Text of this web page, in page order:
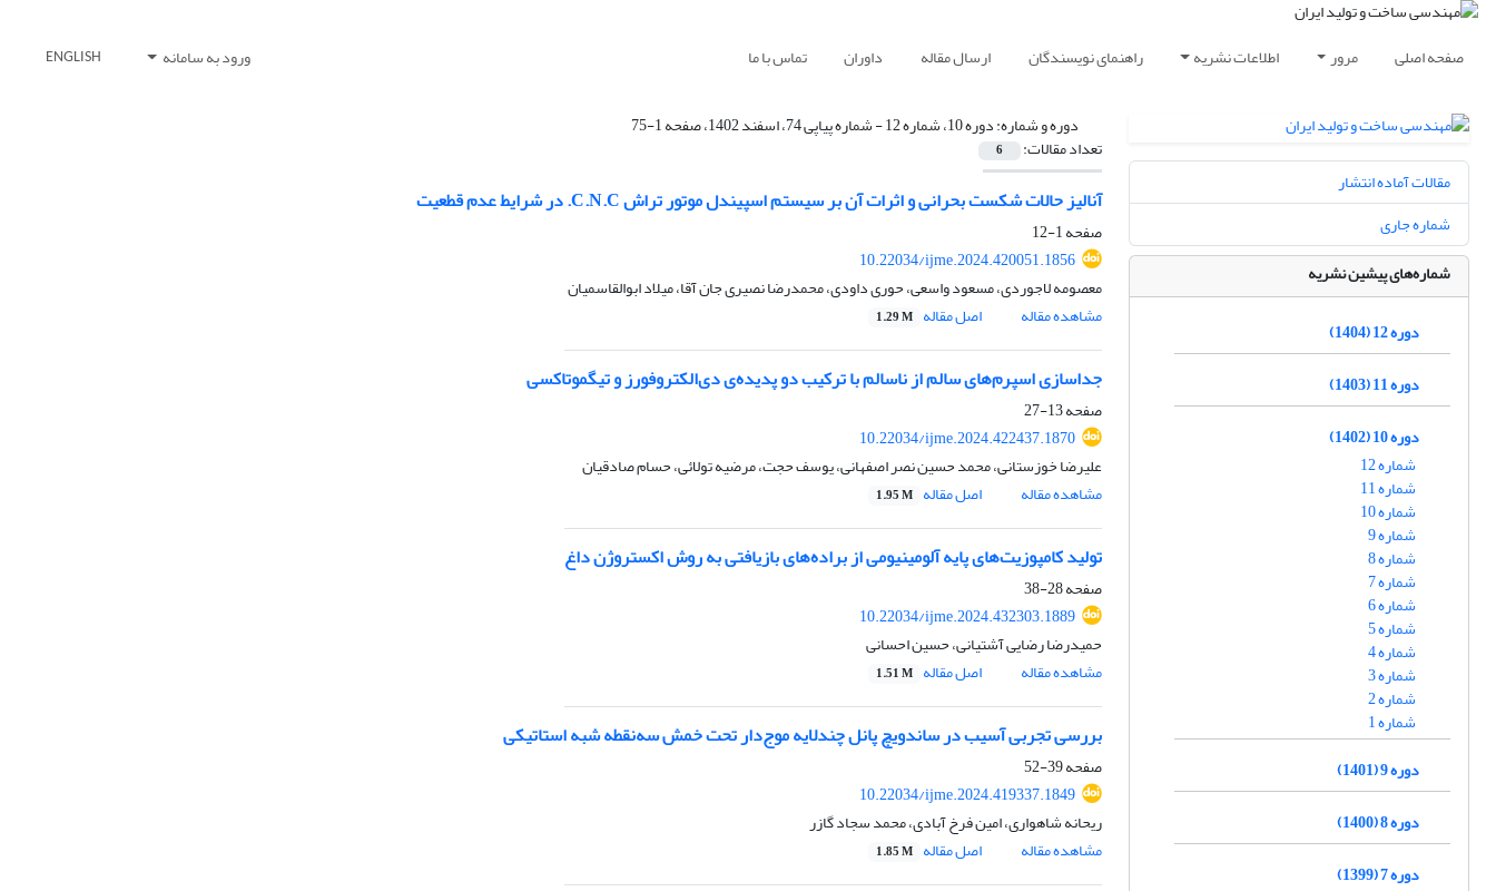
صفحه اصلی مرور اطلاعات نشریه راهنمای نویسندگان ارسال مقاله داوران تماس با ما ورود به سامانه ENGLISH
دوره و شماره:دوره 10، شماره 12 - شماره پیاپی 74، اسفند 1402، صفحه 1-75
تعداد مقالات: 6
آنالیز حالات شکست بحرانی و اثرات آن بر سیستم اسپیندل موتور تراش C.N.C. در شرایط عدم قطعیت
صفحه1-12
10.22034/ijme.2024.420051.1856
معصومه لاجوردی، مسعود واسعی، حوری داودی، محمدرضا نصیری جان آقا، میلاد ابوالقاسمیان
مشاهده مقاله
اصل مقاله 1.29 M
جداسازی اسپرم‌های سالم از ناسالم با ترکیب دو پدیده‌ی دی‌الکتروفورز و تیگموتاکسی
صفحه13-27
10.22034/ijme.2024.422437.1870
علیرضا خوزستانی، محمد حسین نصر اصفهانی، یوسف حجت، مرضیه تولائی، حسام صادقیان
مشاهده مقاله
اصل مقاله 1.95 M
تولید کامپوزیت‌های پایه آلومینیومی از براده‌های بازیافتی به روش اکستروژن داغ
صفحه28-38
10.22034/ijme.2024.432303.1889
حمیدرضا رضایی آشتیانی، حسین احسانی
مشاهده مقاله
اصل مقاله 1.51 M
بررسی تجربی آسیب در ساندویچ پانل چندلایه موج‌دار تحت خمش سه‌نقطه‌ شبه استاتیکی
صفحه39-52
10.22034/ijme.2024.419337.1849
ریحانه شاهواری، امین فرخ آبادی، محمد سجاد گازر
مشاهده مقاله
اصل مقاله 1.85 M
مقالات آماده انتشار
شماره جاری
شماره‌های پیشین نشریه
دوره 12 (1404)
دوره 11 (1403)
دوره 10 (1402)
شماره 12
شماره 11
شماره 10
شماره 9
شماره 8
شماره 7
شماره 6
شماره 5
شماره 4
شماره 3
شماره 2
شماره 1
دوره 9 (1401)
دوره 8 (1400)
دوره 7 (1399)